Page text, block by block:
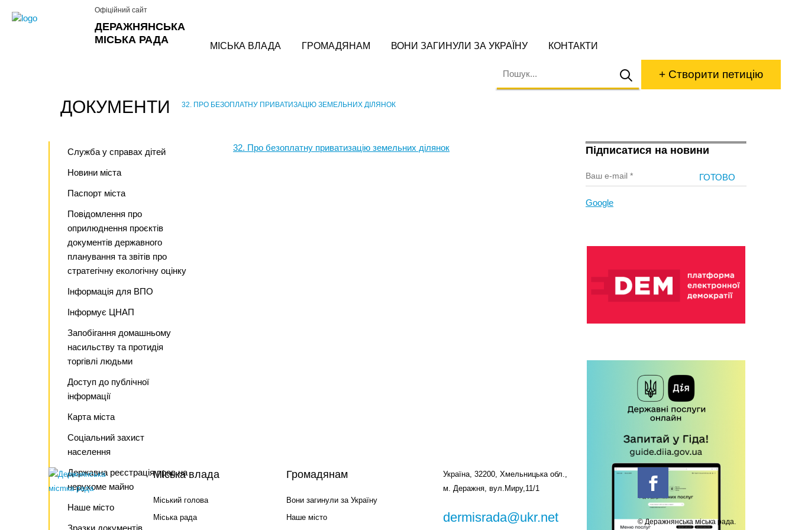
ДЕРАЖНЯНСЬКА
МІСЬКА РАДА
Офіційний сайт
МІСЬКА ВЛАДА ГРОМАДЯНАМ ВОНИ ЗАГИНУЛИ ЗА УКРАЇНУ КОНТАКТИ
+ Створити петицію
ДОКУМЕНТИ 32. ПРО БЕЗОПЛАТНУ ПРИВАТИЗАЦІЮ ЗЕМЕЛЬНИХ ДІЛЯНОК
Служба у справах дітей
Новини міста
Паспорт міста
Повідомлення про
оприлюднення проєктів
документів державного
планування та звітів про
стратегічну екологічну оцінку
Інформація для ВПО
Інформує ЦНАП
Запобігання домашньому
насильству та протидія
торгівлі людьми
Доступ до публічної
інформації
Карта міста
Соціальний захист
населення
Державна реєстрація прав на
нерухоме майно
Наше місто
Зразки документів
Підписатися на новини
Google
32. Про безоплатну приватизацію земельних ділянок
Міська влада
Міський голова
Міська рада
Громадянам
Вони загинули за Україну
Наше місто
Україна, 32200, Хмельницька обл.,
м. Деражня, вул.Миру,11/1
dermisrada@ukr.net
© Деражнянська міська рада.